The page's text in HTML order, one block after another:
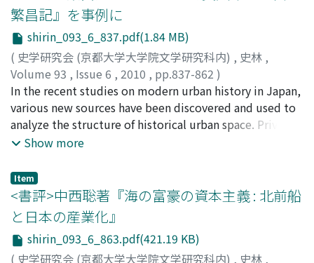
paper slips that were produced to appeal to
Shukngoshin (Sk. Vajrapani) of Hokkedo at Todaiji for
religious sanctions against those who had committed
some sort of transgression. The sheets can be divided
into three types: type A that have no indication of
either the date or issuer; type B that are dated but the
issuer is not recorded; and type C that have both the
date and issuer recorded. In temple society of medieval
of Yamato, "confining a name" (romyo 籠名) and cursing
(juso 呪咀 or chobuku 調伏) were thought to have been
completely different types of religious sanctions, but in
each type of sanction was accompanied by the act of
"confining a name". Types A and B can be described as a
"name-confinement slip" 籠名札 and type C as a "curse
slip" 調伏札. The monks of the Hokkedo at Todaiji
繁昌記』を事例に
shirin_093_6_837.pdf(1.84 MB)
( 史学研究会 (京都大学大学院文学研究科内) , 史林 ,
Volume 93 , Issue 6 , 2010 , pp.837-862 )
網島, 聖;AMIJIMA, Takashi;アミジマ, タカシ
In the recent studies on modern urban history in Japan,
various new sources have been discovered and used to
analyze the structure of historical urban space. Private
organizational maps and directories have also attracted
the present paper reintroduces and examines hanjoki,
accounts of prosperity, that were published during the
Meiji era (1868-1912) throughout Japan (but have
mainly been treated as popular literature in earlier
studies) as new material for modern urban historical
research. As a case study, this paper mainly examines
Show more
Item
<書評>中西聡著『海の富豪の資本主義 : 北前船
と日本の産業化』
shirin_093_6_863.pdf(421.19 KB)
( 史学研究会 (京都大学大学院文学研究科内) , 史林 ,